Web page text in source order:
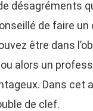
désagréments
de faire un
être dans
alors un
Dans cet
de clef.